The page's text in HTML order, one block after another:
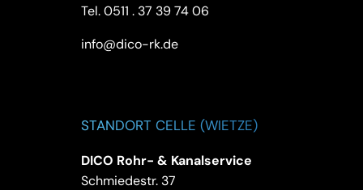
Tel.0511 . 37 39 74 06
info@dico-rk.de
STANDORT CELLE (WIETZE)
DICO Rohr- & Kanalservice
Schmiedestr. 37